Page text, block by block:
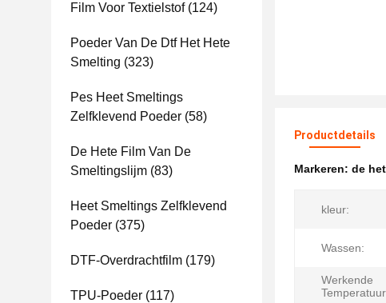
Film Voor Textielstof(124)
Poeder Van De Dtf Het Hete
Smelting (323)
Pes Heet Smeltings
Zelfklevend Poeder (58)
De Hete Film Van De
Smeltingslijm (83)
Heet Smeltings Zelfklevend
Poeder (375)
DTF-Overdrachtfilm (179)
TPU-Poeder (117)
Productdetails
Markeren: de
kleur:
Wassen:
Werkende